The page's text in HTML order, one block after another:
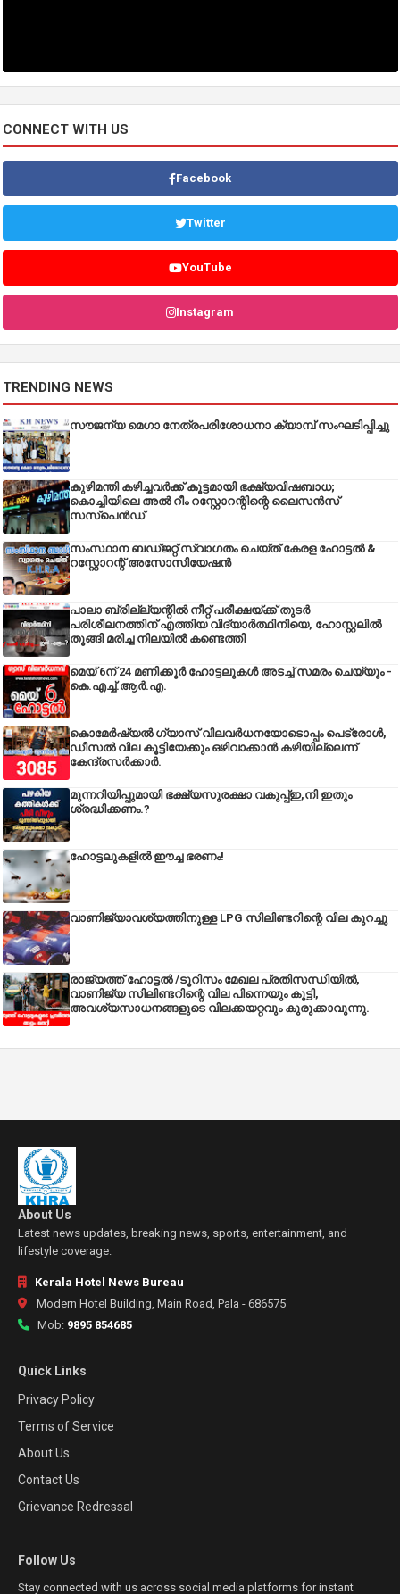
CONNECT WITH US
Facebook
Twitter
YouTube
Instagram
TRENDING NEWS
സൗജന്യ മെഗാ നേത്രപരിശോധനാ ക്യാമ്പ് സംഘടിപ്പിച്ചു
കുഴിമന്തി കഴിച്ചവർക്ക് കൂട്ടമായി ഭക്ഷ്യവിഷബാധ;
കൊച്ചിയിലെ അൽ റീം റസ്റ്റോറന്റിന്റെ ലൈസൻസ്
സസ്പെൻഡ്
സംസ്ഥാന ബഡ്‌ജറ്റ് സ്വാഗതം ചെയ്ത് കേരള ഹോട്ടൽ &
റസ്റ്റോറന്റ് അസോസിയേഷൻ
പാലാ ബ്രില്ല്യന്റിൽ നീറ്റ് പരീക്ഷയ്ക്ക് തുടർ
പരിശീലനത്തിന് എത്തിയ വിദ്യാർത്ഥിനിയെ, ഹോസ്റ്റലിൽ
തൂങ്ങി മരിച്ച നിലയിൽ കണ്ടെത്തി
മെയ് 6ന് 24 മണിക്കൂർ ഹോട്ടലുകൾ അടച്ച് സമരം ചെയ്യും -
കെ.എച്ച്.ആർ.എ.
കൊമേർഷ്യൽ ഗ്യാസ് വിലവർധനയോടൊപ്പം പെട്രോൾ,
ഡീസല്‍ വില കൂട്ടിയേക്കും ഒഴിവാക്കാന്‍ കഴിയില്ലെന്ന്
കേന്ദ്രസര്‍ക്കാര്‍.
മുന്നറിയിപ്പുമായി ഭക്ഷ്യസുരക്ഷാ വകുപ്പ്ഇ,നി ഇതും
ശ്രദ്ധിക്കണം.?
ഹോട്ടലുകളിൽ ഈച്ച ഭരണം!
വാണിജ്യാവശ്യത്തിനുള്ള LPG സിലിണ്ടറിന്റെ വില കുറച്ചു
രാജ്യത്ത് ഹോട്ടൽ /ടൂറിസം മേഖല പ്രതിസന്ധിയിൽ,
വാണിജ്യ സിലിണ്ടറിന്റെ വില പിന്നെയും കൂട്ടി,
അവശ്യസാധനങ്ങളുടെ വിലക്കയറ്റവും കുരുക്കാവുന്നു.
About Us
Latest news updates, breaking news, sports, entertainment, and
lifestyle coverage.
Kerala Hotel News Bureau
Modern Hotel Building, Main Road, Pala - 686575
Mob: 9895 854685
Quick Links
Privacy Policy
Terms of Service
About Us
Contact Us
Grievance Redressal
Follow Us
Stay connected with us across social media platforms for instant